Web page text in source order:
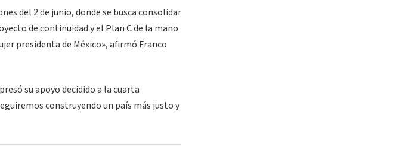
del 2 de junio, donde se busca consolidar
de continuidad y el Plan C de la mano
presidenta de México», afirmó Franco
su apoyo decidido a la cuarta
construyendo un país más justo y